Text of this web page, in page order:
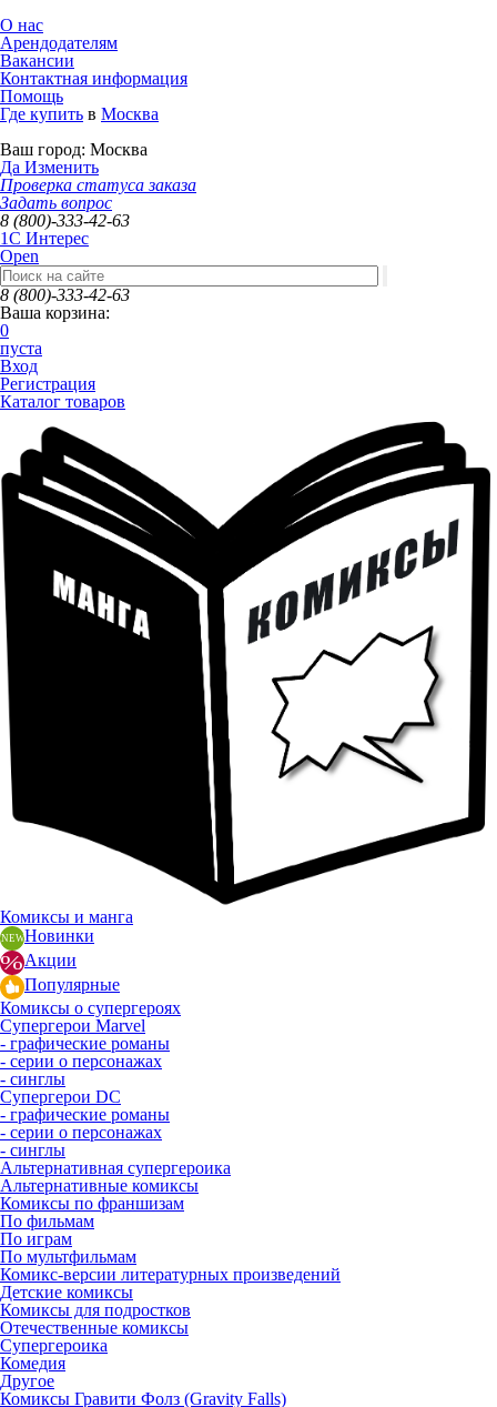
О нас
Арендодателям
Вакансии
Контактная информация
Помощь
Где купить в Москва
Ваш город: Москва
Да Изменить
Проверка статуса заказа
Задать вопрос
8 (800)-333-42-63
1C Интерес
Open
8 (800)-333-42-63
Ваша корзина:
0
пуста
Вход
Регистрация
Каталог товаров
Комиксы и манга
Новинки
Акции
Популярные
Комиксы о супергероях
Супергерои Marvel
- графические романы
- серии о персонажах
- синглы
Супергерои DC
- графические романы
- серии о персонажах
- синглы
Альтернативная супергероика
Альтернативные комиксы
Комиксы по франшизам
По фильмам
По играм
По мультфильмам
Комикс-версии литературных произведений
Детские комиксы
Комиксы для подростков
Отечественные комиксы
Супергероика
Комедия
Другое
Комиксы Гравити Фолз (Gravity Falls)